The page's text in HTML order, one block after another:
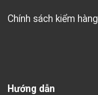
Chính sách kiểm hàng
Hướng dẫn